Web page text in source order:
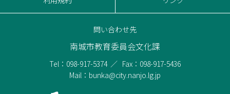
問い合わせ先
南城市教育委員会文化課
Tel：098-917-5374
Fax：098-917-5436
Mail：bunka@city.nanjo.lg.jp